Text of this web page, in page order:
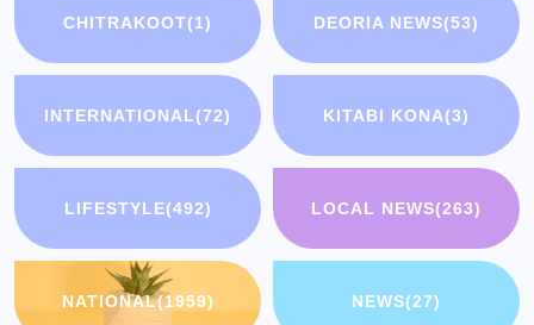
CHITRAKOOT(1) DEORIA NEWS(53)
INTERNATIONAL(72) KITABI KONA(3)
LIFESTYLE(492) LOCAL NEWS(263)
NATIONAL(1959) NEWS(27)